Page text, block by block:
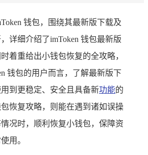
钱包，围绕其最新版下载及
详细介绍了imToken 钱包最新版
着重给出小钱包恢复的全攻略，
钱包的用户而言，了解最新版下
到更稳定、安全且具备新功能的
恢复攻略，则能在遇到诸如误操
况时，顺利恢复小钱包，保障资
用。